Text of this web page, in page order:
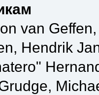
van
Hendrik